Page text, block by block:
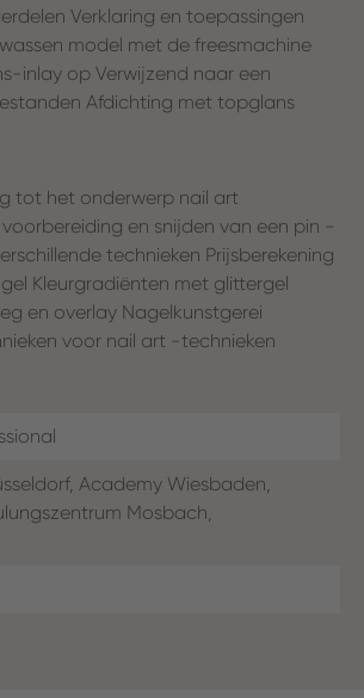
Verklaring en toepassingen
model met de freesmachine
inlay op Verwijzend naar een
Afdichting met topglans
tot het onderwerp nail art
en snijden van een pin -
technieken Prijsberekening
Kleurgradiënten met glittergel
en overlay Nagelkunstgerei
voor nail art -technieken
Academy Wiesbaden,
Mosbach,